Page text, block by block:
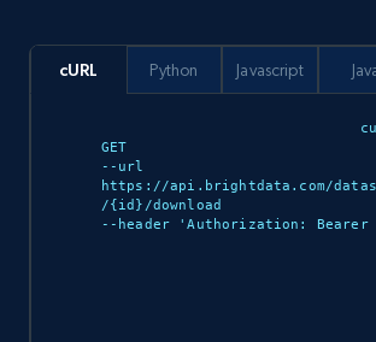
897+ 114+
Sephora products
URL, ID, Name, Sku, In stock, Regular
cURL
GET
--url
https://api.brightdata.com/
/{id}/download
--header 'Authorization: Bearer
Python Javascript